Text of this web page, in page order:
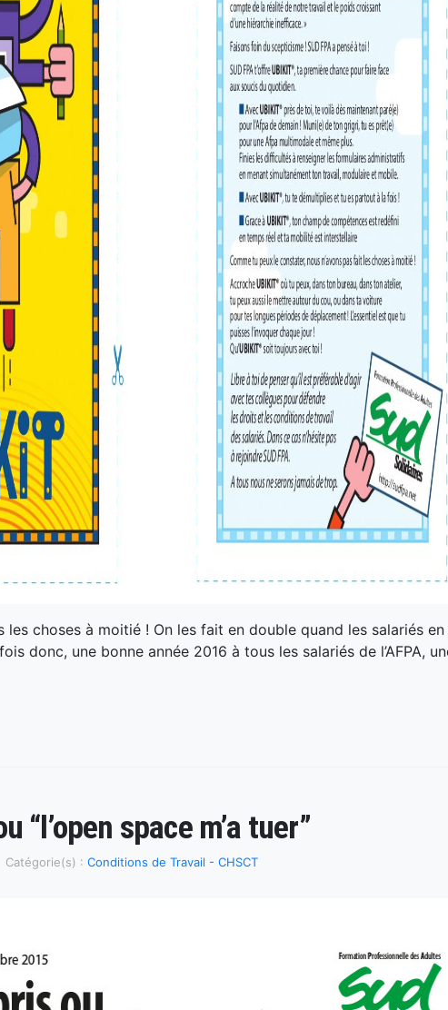
les choses à moitié ! On les fait en double quand les salariés
donc, une bonne année 2016 à tous les salariés de l’AFPA,
“l’open space m’a tuer”
Catégorie(s) : Conditions de Travail - CHSCT